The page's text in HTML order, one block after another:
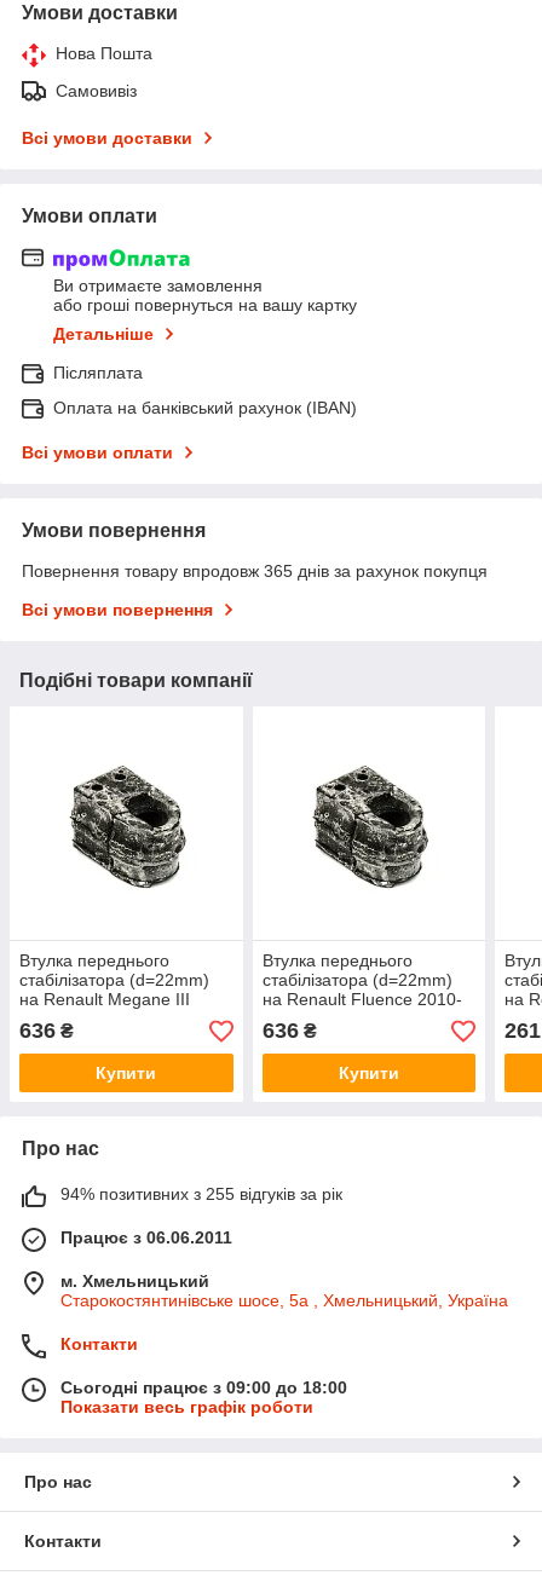
Умови доставки
Нова Пошта
Самовивіз
Всі умови доставки
Умови оплати
Ви отримаєте замовлення
або гроші повернуться на вашу картку
Детальніше
Післяплата
Оплата на банківський рахунок (IBAN)
Всі умови оплати
Умови повернення
Повернення товару впродовж 365 днів за рахунок покупця
Всі умови повернення
Подібні товари компанії
Втулка переднього
стабілізатора (d=22mm)
на Renault Megane III
(Оригінал) - 546120007R
636 ₴
Купити
Втулка переднього
стабілізатора (d=22mm)
на Renault Fluence 2010-
(Оригінал) - 546120007R
636₴
Купити
на
261
Про нас
94% позитивних з 255 відгуків за рік
Працює з 06.06.2011
м. Хмельницький
Старокостянтинівське шосе, 5а , Хмельницький, Україна
Контакти
Сьогодні працює з 09:00 до 18:00
Показати весь графік роботи
Про нас
Контакти